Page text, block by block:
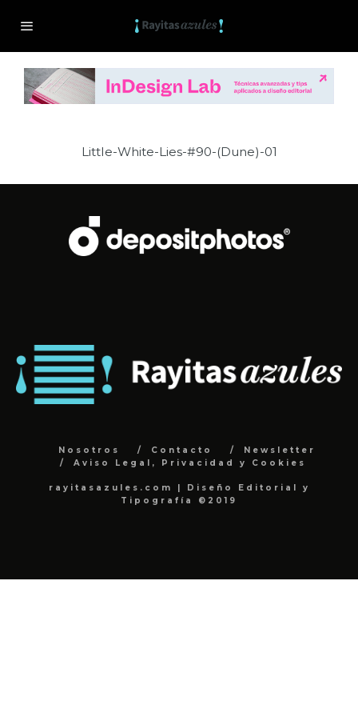
Little-White-Lies-#90-(Dune)-01
Nosotros Contacto
Newsletter
Aviso Legal, Privacidad y Cookies
rayitasazules.com | Diseño Editorial y
Tipografía ©2019